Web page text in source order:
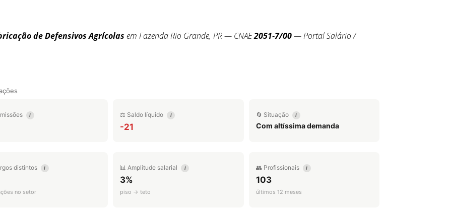
de Defensivos Agrícolas em Fazenda Rio Grande, PR — CNAE2051-7/00— Portal Salário /
i ⚖️ Saldo líquido i
-21
🔄 Situação i
Com altíssima demanda
distintos i
no setor
📊 Amplitude salarial i
3%
piso → teto
👥 Profissionais i
103
últimos 12 meses